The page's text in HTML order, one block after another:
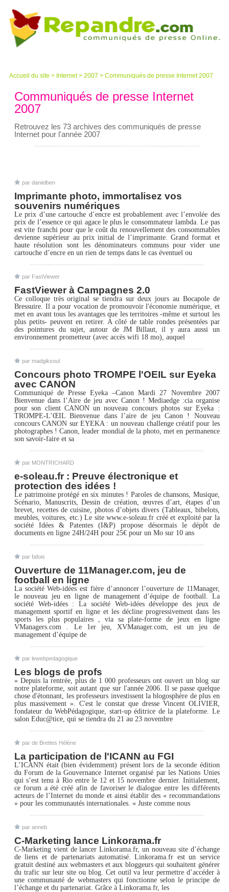
Accueil du site > Internet> 2007 > Communiqués de presse Internet 2007
Communiqués de presse Internet
2007
Retrouvez les 73 archives des communiqués de presse
Internet pour l'année 2007
par danielben
Imprimante photo, immortalisez vos
souvenirs numériques
Le prix d’une cartouche d’encre est probablement avec l’envolée des
prix de l’essence ce qui agace le plus le consommateur lambda. Le pas
est vite franchi pour que le coût du renouvellement des consommables
devienne supérieur au prix initial de l’imprimante. Grand format et
haute résolution sont les dénominateurs communs pour vider une
cartouche d’encre en un rien de temps dans le cas éventuel ou
par FastViewer
FastViewer à Campagnes 2.0
Ce colloque très original se tiendra sur deux jours au Bocapole de
Bressuire. Il a pour vocation de promouvoir l'économie numérique, et
met en avant tous les avantages que les territoires -même et surtout les
plus petits- peuvent en retirer. A côté de table rondes présentées par
des pointures du sujet, autour de JM Billaut, il y aura aussi un
environnement prometteur (avec accès wifi 18 mo), auquel
par madgiksoul
Concours photo TROMPE l'OEIL sur Eyeka
avec CANON
Communiqué de Presse Eyeka –Canon Mardi 27 Novembre 2007
Bienvenue dans l’Aire de jeu avec Canon ! Mediaedge :cia organise
pour son client CANON un nouveau concours photos sur Eyeka :
TROMPE-L’ŒIL Bienvenue dans l’aire de jeu Canon ! Nouveau
concours CANON sur EYEKA : un nouveau challenge créatif pour les
photographes ! Canon, leader mondial de la photo, met en permanence
son savoir-faire et sa
par MONTRICHARD
e-soleau.fr : Preuve électronique et
protection des idées !
Le patrimoine protégé en six minutes ! Paroles de chansons, Musique,
Scénario, Manuscrits, Dessin de création, œuvres d’art, étapes d’un
brevet, recettes de cuisine, photos d’objets divers (Tableaux, bibelots,
meubles, voitures, etc.) Le site www.e-soleau.fr créé et exploité par la
société Idées & Patentes (I&P) propose désormais le dépôt de
documents en ligne 24H/24H pour 25€ pour un Mo sur 10 ans
par fafois
Ouverture de 11Manager.com, jeu de
football en ligne
La société Web-idées est fière d’annoncer l’ouverture de 11Manager,
le nouveau jeu en ligne de management d’équipe de football. La
société Web-idées : La société Web-idées développe des jeux de
management sportif en ligne et les décline progressivement dans les
sports les plus populaires , via sa plate-forme de jeux en ligne
VManagers.com . Le 1er jeu, XVManager.com, est un jeu de
management d’équipe de
par lewebpedagogique
Les blogs de profs
« Depuis la rentrée, plus de 1 000 professeurs ont ouvert un blog sur
notre plateforme, soit autant que sur l'année 2006. Il se passe quelque
chose d'étonnant, les professeurs investissent la blogosphère de plus en
plus massivement ». C'est le constat que dresse Vincent OLIVIER,
fondateur du WebPédagogique, start-up éditrice de la plateforme. Le
salon Educ@tice, qui se tiendra du 21 au 23 novembre
par de Brettes Hélène
La participation de l'ICANN au FGI
L’ICANN était (bien évidemment) présent lors de la seconde édition
du Forum de la Gouvernance Internet organisé par les Nations Unies
qui s’est tenu à Rio entre le 12 et 15 novembre dernier. Initialement,
ce forum a été créé afin de favoriser le dialogue entre les différents
acteurs de l’Internet du monde et ainsi établir des « recommandations
» pour les communautés internationales. « Juste comme nous
par anneb
C-Marketing lance Linkorama.fr
C-Marketing vient de lancer Linkorama.fr, un nouveau site d’échange
de liens et de partenariats automatisé. Linkorama.fr est un service
gratuit destiné aux webmasters et aux bloggeurs qui souhaitent générer
du trafic sur leur site ou blog. Cet outil va leur permettre d’accéder à
une communauté de webmasters qui fonctionne selon le principe de
l’échange et du partenariat. Grâce à Linkorama.fr, les